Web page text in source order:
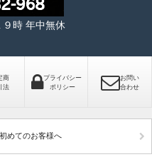
時 年中無休
商
法
プライバシー
ポリシー
お問い
合わせ
初めてのお客様へ